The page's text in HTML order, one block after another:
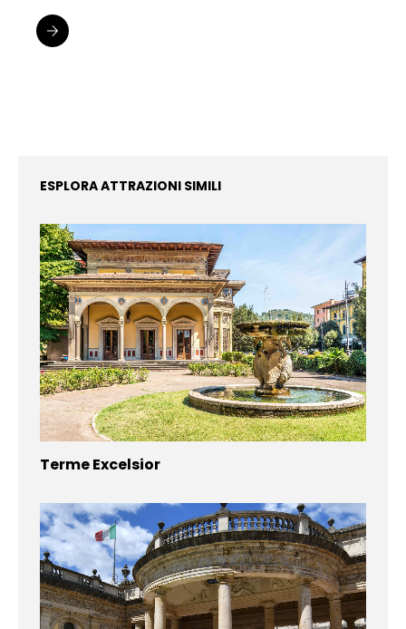
ESPLORA ATTRAZIONI SIMILI
Terme Excelsior